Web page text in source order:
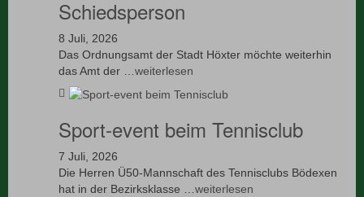
Schiedsperson
8 Juli, 2026
Das Ordnungsamt der Stadt Höxter möchte weiterhin
das Amt der … weiterlesen
Sport-event beim Tennisclub
7 Juli, 2026
Die Herren Ü50-Mannschaft des Tennisclubs Bödexen
hat in der Bezirksklasse …weiterlesen